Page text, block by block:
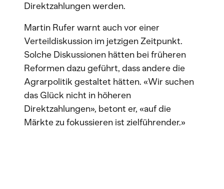
Direktzahlungen werden.
Martin Rufer warnt auch vor einer
Verteildiskussion im jetzigen Zeitpunkt.
Solche Diskussionen hätten bei früheren
Reformen dazu geführt, dass andere die
Agrarpolitik gestaltet hätten. «Wir suchen
das Glück nicht in höheren
Direktzahlungen», betont er, «auf die
Märkte zu fokussieren ist zielführender.»